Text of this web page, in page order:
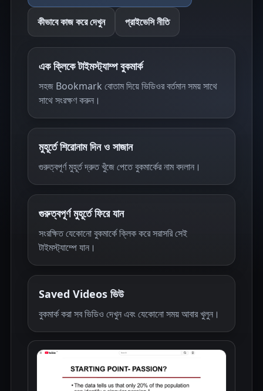
কীভাবে কাজ করে দেখুন প্রাইভেসি নীতি
এক ক্লিকে টাইমস্ট্যাম্প বুকমার্ক
সহজ Bookmark বোতাম দিয়ে ভিডিওর বর্তমান সময় সাথে
সাথে সংরক্ষণ করুন।
মুহূর্তে শিরোনাম দিন ও সাজান
গুরুত্বপূর্ণ মুহূর্ত দ্রুত খুঁজে পেতে বুকমার্কের নাম বদলান।
গুরুত্বপূর্ণ মুহূর্তে ফিরে যান
সংরক্ষিত যেকোনো বুকমার্কে ক্লিক করে সরাসরি সেই
টাইমস্ট্যাম্পে যান।
Saved Videos ভিউ
বুকমার্ক করা সব ভিডিও দেখুন এবং যেকোনো সময় আবার খুলুন।